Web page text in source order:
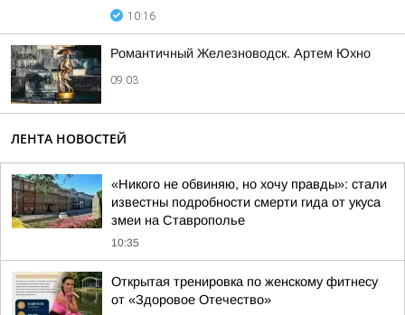
10:16
Романтичный Железноводск. Артем Юхно
09:03
ЛЕНТА НОВОСТЕЙ
«Никого не обвиняю, но хочу правды»: стали
известны подробности смерти гида от укуса
змеи на Ставрополье
10:35
Открытая тренировка по женскому фитнесу
от «Здоровое Отечество»